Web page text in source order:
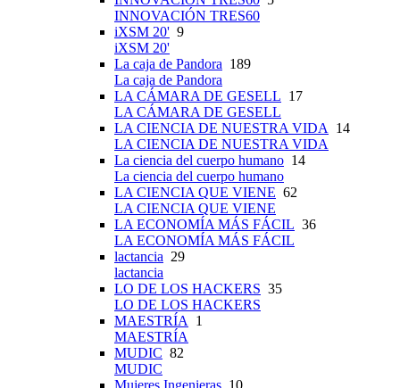
INNOVACIÓN TRES60
iXSM 20' 9
iXSM 20'
La caja de Pandora 189
La caja de Pandora
LA CÁMARA DE GESELL 17
LA CÁMARA DE GESELL
LA CIENCIA DE NUESTRA VIDA
14
LA CIENCIA DE NUESTRA VIDA
La ciencia del cuerpo humano 14
La ciencia del cuerpo humano
LA CIENCIA QUE VIENE 62
LA CIENCIA QUE VIENE
LA ECONOMÍA MÁS FÁCIL 36
LA ECONOMÍA MÁS FÁCIL
lactancia 29
lactancia
LO DE LOS HACKERS 35
LO DE LOS HACKERS
MAESTRÍA
1
MAESTRÍA
MUDIC 82
MUDIC